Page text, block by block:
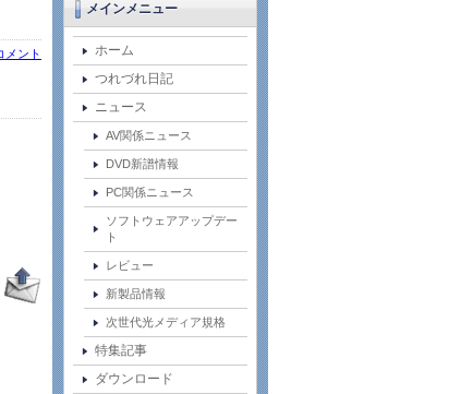
メント
メインメニュー
ホーム
つれづれ日記
ニュース
AV関係ニュース
DVD新譜情報
PC関係ニュース
ソフトウェアアップデー
ト
レビュー
新製品情報
次世代光メディア規格
特集記事
ダウンロード